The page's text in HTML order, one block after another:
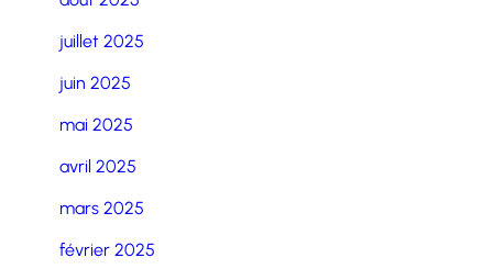
juillet 2025
juin 2025
mai 2025
avril 2025
mars 2025
février 2025